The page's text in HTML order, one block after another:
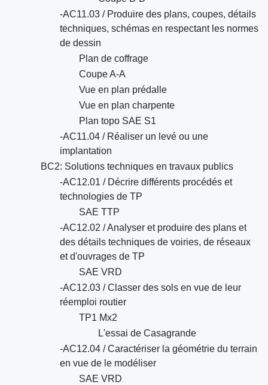
-AC11.03 / Produire des plans, coupes, détails
techniques, schémas en respectant les normes
de dessin
Plan de coffrage
Coupe A-A
Vue en plan prédalle
Vue en plan charpente
Plan topo SAE S1
-AC11.04 / Réaliser un levé ou une
implantation
BC2: Solutions techniques en travaux publics
-AC12.01 / Décrire différents procédés et
technologies de TP
SAE TTP
-AC12.02 / Analyser et produire des plans et
des détails techniques de voiries, de réseaux
et d'ouvrages de TP
SAE VRD
-AC12.03 / Classer des sols en vue de leur
réemploi routier
TP1 Mx2
L'essai de Casagrande
-AC12.04 / Caractériser la géométrie du terrain
en vue de le modéliser
SAE VRD